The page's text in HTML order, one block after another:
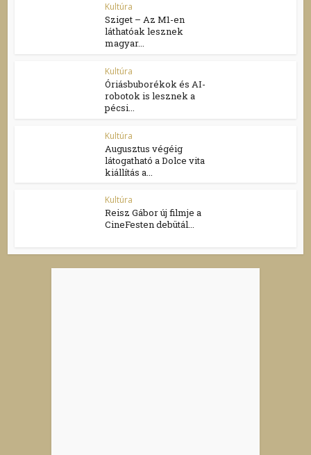
Kultúra
Sziget – Az M1-en
láthatóak lesznek
magyar...
Kultúra
Óriásbuborékok és AI-
robotok is lesznek a
pécsi...
Kultúra
Augusztus végéig
látogatható a Dolce vita
kiállítás a...
Kultúra
Reisz Gábor új filmje a
CineFesten debütál...